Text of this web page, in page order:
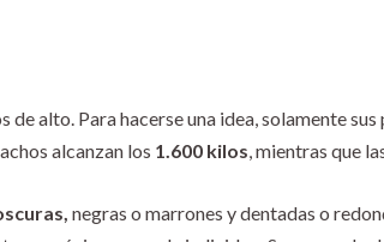
de alto. Para hacerse una idea, solamente
alcanzan los 1.600 kilos , mientras que
negras o marrones y dentadas o